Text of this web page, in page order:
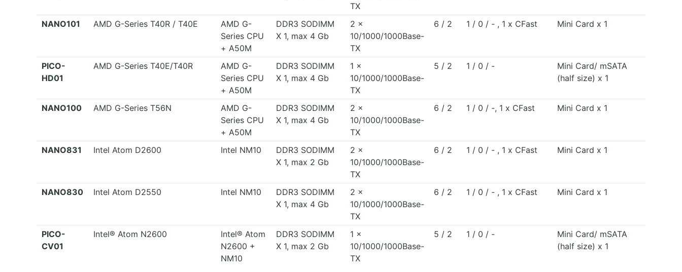
TX
NANO101 AMD G-Series T40R / T40E
AMD G-
Series CPU
+ A50M
DDR3 SODIMM
X 1, max 4 Gb
2 x
10/1000/1000Base-
TX
6 / 2 1 / 0 / - , 1 x CFast Mini Card x 1
PICO-
HD01
AMD G-Series T40E/T40R
AMD G-
Series CPU
+ A50M
DDR3 SODIMM
X 1, max 4 Gb
1 x
10/1000/1000Base-
TX
5 / 2 1 / 0 / -
Mini Card/ mSATA
(half size) x 1
NANO100 AMD G-Series T56N
AMD G-
Series CPU
+ A50M
DDR3 SODIMM
X 1, max 4 Gb
2 x
10/1000/1000Base-
TX
6 / 2 1 / 0 / -, 1 x CFast Mini Card x 1
NANO831 Intel Atom D2600 Intel NM10
DDR3 SODIMM
X 1, max 2 Gb
2 x
10/1000/1000Base-
TX
6 / 2 1 / 0 / - , 1 x CFast Mini Card x 1
NANO830 Intel Atom D2550 Intel NM10
DDR3 SODIMM
X 1, max 4 Gb
2 x
10/1000/1000Base-
TX
6 / 2 1 / 0 / - , 1 x CFast Mini Card x 1
PICO-
CV01
Intel® Atom N2600
Intel® Atom
N2600 +
NM10
DDR3 SODIMM
X 1, max 2 Gb
1 x
10/1000/1000Base-
TX
5 / 2 1 / 0 / -
Mini Card/ mSATA
(half size) x 1